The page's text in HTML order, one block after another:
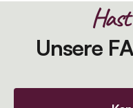
Unsere